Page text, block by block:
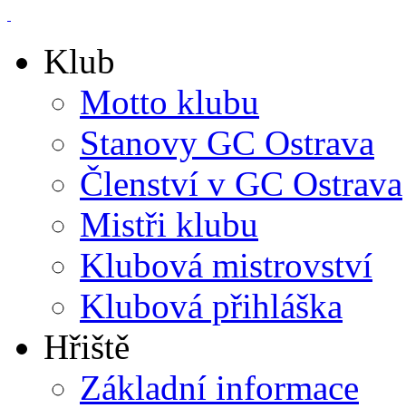
Klub
Motto klubu
Stanovy GC Ostrava
Členství v GC Ostrava
Mistři klubu
Klubová mistrovství
Klubová přihláška
Hřiště
Základní informace